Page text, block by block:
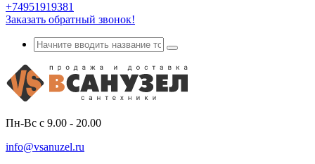
+74951919381
Заказать обратный звонок!
Пн-Вс с 9.00 - 20.00
info@vsanuzel.ru